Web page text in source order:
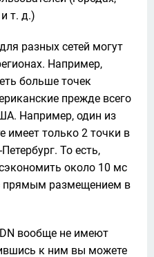
т. д.)
разных сетей могут
Например,
больше точек
прежде всего
Например, один из
имеет только 2 точки в
То есть,
около 10 мс
прямым размещением в
вообще не имеют
к ним вы можете